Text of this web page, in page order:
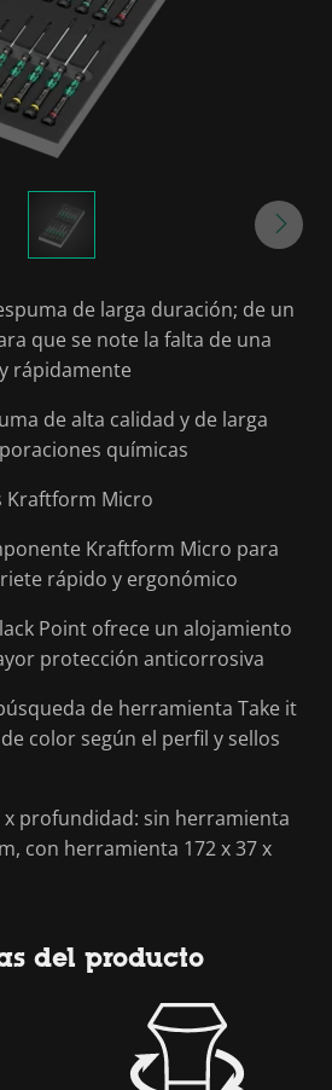
de larga duración; de un
que se note la falta de una
rápidamente
de alta calidad y de larga
químicas
Kraftform Micro
Kraftform Micro para
rápido y ergonómico
Point ofrece un alojamiento
protección anticorrosiva
de herramienta Take it
color según el perfil y sellos
profundidad: sin herramienta
con herramienta 172 x 37 x
del producto